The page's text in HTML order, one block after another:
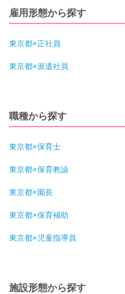
雇用形態から探す
東京都×正社員
東京都×派遣社員
職種から探す
東京都×保育士
東京都×保育教諭
東京都×園長
東京都×保育補助
東京都×児童指導員
施設形態から探す